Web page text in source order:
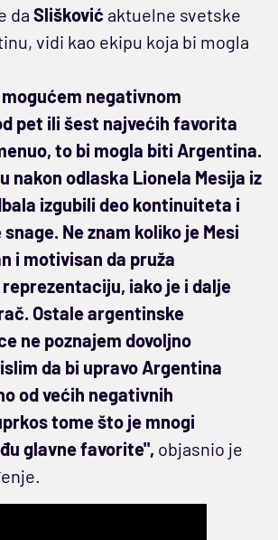
da Slišković aktuelne svetske
vidi kao ekipu koja bi mogla
negativnom
pet ili šest najvećih favorita
to bi mogla biti Argentina.
nakon odlaska Lionela Mesija iz
izgubili deo kontinuiteta i
Ne znam koliko je Mesi
i motivisan da pruža
iako je i dalje
Ostale argentinske
ne poznajem dovoljno
da bi upravo Argentina
od većih negativnih
tome što je mnogi
glavne favorite", objasnio je